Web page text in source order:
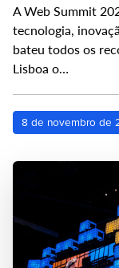
A Web Summit
tecnologia,
bateu todos os
Lisboa o…
8 de novembro de